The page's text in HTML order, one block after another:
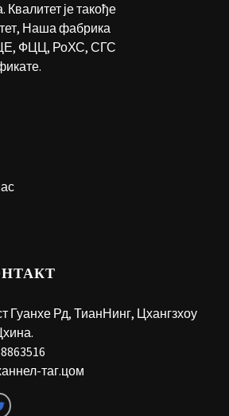
Квалитет је такође
Наша фабрика
ЦЕ, ФЦЦ, РоХС, СГС
Гуанхе Рд, ТианНинг, Цхангзхоу
таг.цом